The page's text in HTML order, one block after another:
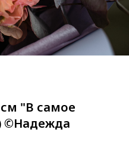
"В самое
©Надежда